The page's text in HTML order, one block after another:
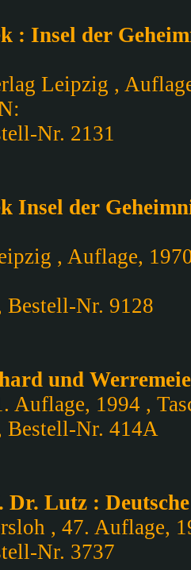
: Insel der
Leipzig ,
Nr. 2131
Insel der
, Auflage,
Bestell-Nr. 9128
und
Auflage, 1994 ,
Bestell-Nr. 414A
Dr. Lutz :
, 47. Auflage,
Nr. 3737